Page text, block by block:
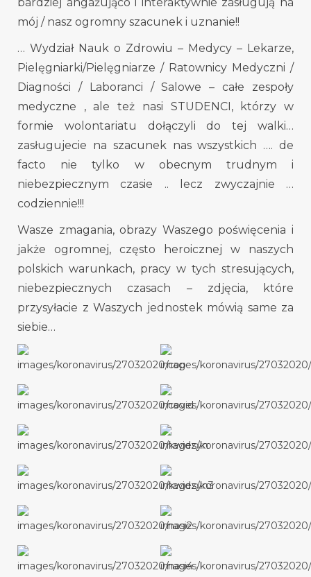
mój / nasz ogromny szacunek i uznanie!!
… Wydział Nauk o Zdrowiu – Medycy – Lekarze,
Pielęgniarki/Pielęgniarze / Ratownicy Medyczni /
Diagności / Laboranci / Salowe – całe zespoły
medyczne , ale też nasi STUDENCI, którzy w
formie wolontariatu dołączyli do tej walki…
zasługujecie na szacunek nas wszystkich …. de
facto nie tylko w obecnym trudnym i
niebezpiecznym czasie .. lecz zwyczajnie …
codziennie!!!
Wasze zmagania, obrazy Waszego poświęcenia i
jakże ogromnej, często heroicznej w naszych
polskich warunkach, pracy w tych stresujących,
niebezpiecznych czasach – zdjęcia, które
przysyłacie z Waszych jednostek mówią same za
siebie…